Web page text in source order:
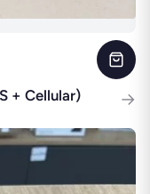
+ Cellular)
→